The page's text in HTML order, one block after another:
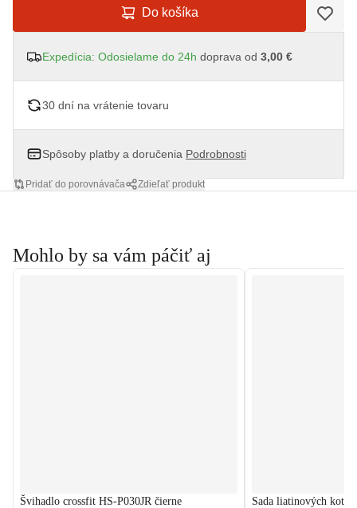
Do košíka
Expedícia: Odosielame do 24h doprava od 3,00 €
30 dní na vrátenie tovaru
Spôsoby platby a doručenia Podrobnosti
Pridať do porovnávača Zdieľať produkt
Mohlo by sa vám páčiť aj
Švihadlo crossfit HS-P030JR čierne Sada liatinových